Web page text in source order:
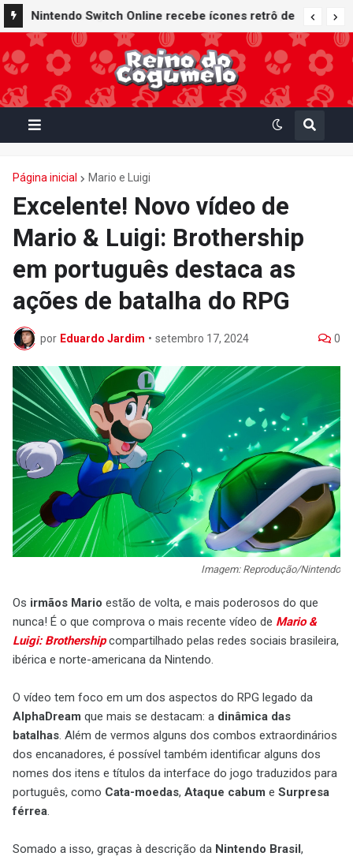
Nintendo Switch Online recebe ícones retrô de
Mario Paint (SNES) e Mario Kart: Super Circuit
(GBA)
Página inicial Mario e Luigi
Excelente! Novo vídeo de
Mario & Luigi: Brothership
em português destaca as
ações de batalha do RPG
por Eduardo Jardim • setembro 17, 2024 0
Imagem: Reprodução/Nintendo
Os irmãos Mario estão de volta, e mais poderosos do que
nunca! É o que comprova o mais recente vídeo de Mario &
Luigi: Brothershipcompartilhado pelas redes sociais brasileira,
ibérica e norte-americana da Nintendo.
O vídeo tem foco em um dos aspectos do RPG legado da
AlphaDream que mais se destacam: a dinâmica das
batalhas. Além de vermos alguns dos combos extraordinários
dos encanadores, é possível também identificar alguns dos
nomes dos itens e títulos da interface do jogo traduzidos para
português, como Cata-moedas, Ataque cabum e Surpresa
férrea.
Somado a isso, graças à descrição da Nintendo Brasil,